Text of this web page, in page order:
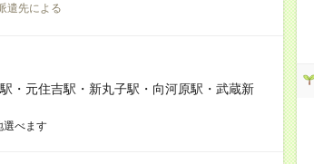
遣先による
・元住吉駅・新丸子駅・向河原駅・武蔵新
べます